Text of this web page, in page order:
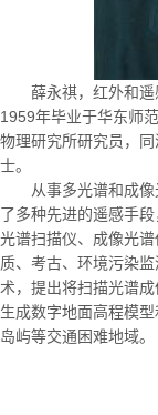
薛永祺，红外和遥
1959年毕业于华东师
物理研究所研究员，同
士。
从事多光谱和成
了多种先进的遥感手
光谱扫描仪、成像光
质、考古、环境污染
术，提出将扫描光谱
生成数字地面高程模
岛屿等交通困难地域。